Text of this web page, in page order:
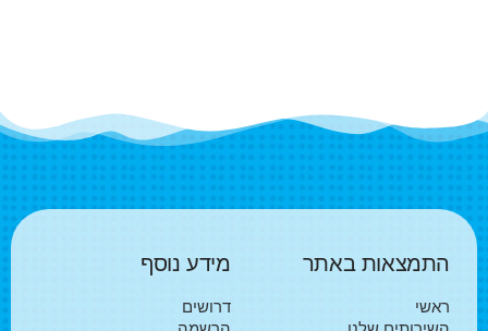
התמצאות באתר
ראשי
מידע נוסף
דרושים